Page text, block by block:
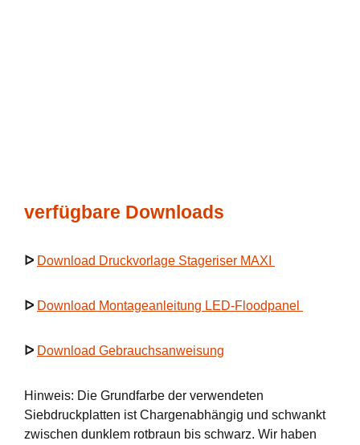
verfügbare Downloads
ᐅ Download Druckvorlage Stageriser MAXI
ᐅ Download Montageanleitung LED-Floodpanel
ᐅ Download Gebrauchsanweisung
Hinweis: Die Grundfarbe der verwendeten
Siebdruckplatten ist Chargenabhängig und schwankt
zwischen dunklem rotbraun bis schwarz. Wir haben